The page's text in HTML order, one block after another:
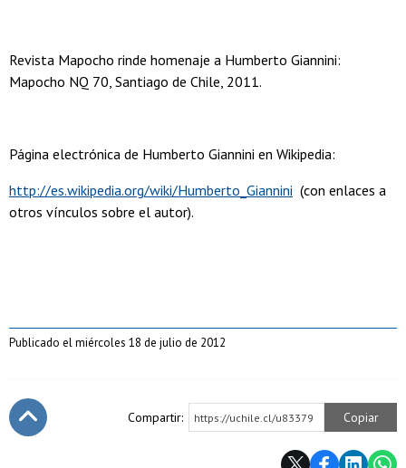
Revista Mapocho rinde homenaje a Humberto Giannini:
Mapocho NQ 70, Santiago de Chile, 2011.
Página electrónica de Humberto Giannini en Wikipedia:
http://es.wikipedia.org/wiki/Humberto_Giannini (con enlaces a
otros vínculos sobre el autor).
Publicado el miércoles 18 de julio de 2012
Compartir: https://uchile.cl/u83379 Copiar